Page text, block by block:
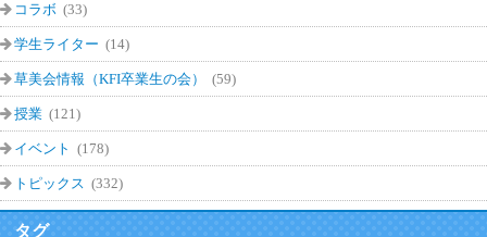
コラボ (33)
学生ライター (14)
草美会情報（KFI卒業生の会） (59)
授業 (121)
イベント (178)
トピックス (332)
タグ